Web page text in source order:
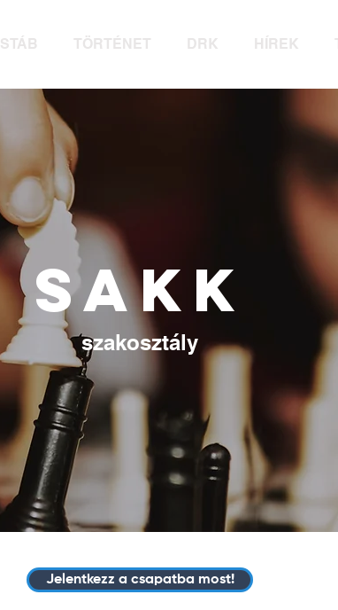
STÁB TÖRTÉNET DRK HÍREK
SAKK
szakosztály
Jelentkezz a csapatba most!